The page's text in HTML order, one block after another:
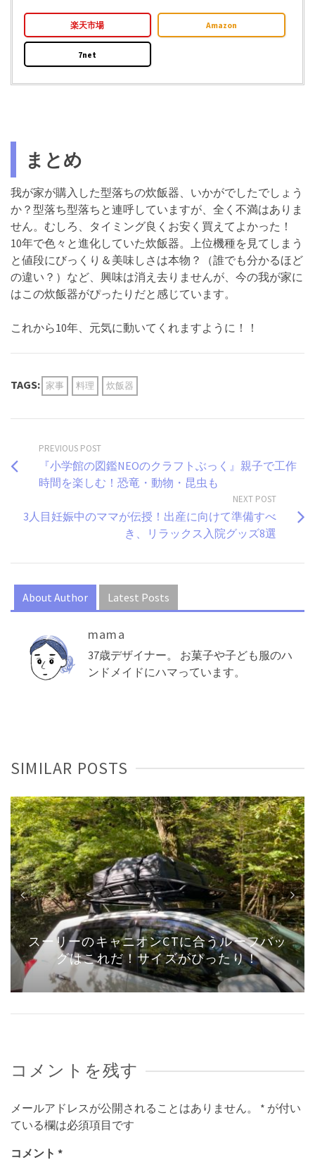
楽天市場 Amazon
7net
まとめ
我が家が購入した型落ちの炊飯器、いかがでしたでしょう
か？型落ち型落ちと連呼していますが、全く不満はありま
せん。むしろ、タイミング良くお安く買えてよかった！
10年で色々と進化していた炊飯器。上位機種を見てしまう
と値段にびっくり＆美味しさは本物？（誰でも分かるほど
の違い？）など、興味は消え去りませんが、今の我が家に
はこの炊飯器がぴったりだと感じています。
これから10年、元気に動いてくれますように！！
TAGS: 家事 料理 炊飯器
PREVIOUS POST
『小学館の図鑑NEOのクラフトぶっく』親子で工作
時間を楽しむ！恐竜・動物・昆虫も
NEXT POST
3人目妊娠中のママが伝授！出産に向けて準備すべ
き、リラックス入院グッズ8選
About Author Latest Posts
mama
37歳デザイナー。 お菓子や子ども服のハ
ンドメイドにハマっています。
SIMILAR POSTS
JAF会員でお得に入場！東京モーターショー
2019チケット売り場レポ
コメントを残す
メールアドレスが公開されることはありません。 * が付い
ている欄は必須項目です
コメント *